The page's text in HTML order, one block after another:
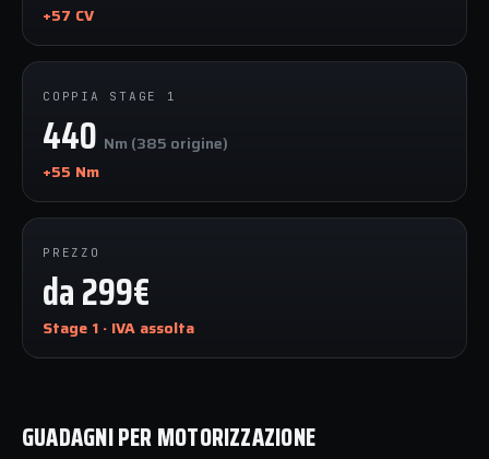
+57 CV
COPPIA STAGE 1
440 Nm (385 origine)
+55 Nm
PREZZO
da 299€
Stage 1 · IVA assolta
GUADAGNI PER MOTORIZZAZIONE